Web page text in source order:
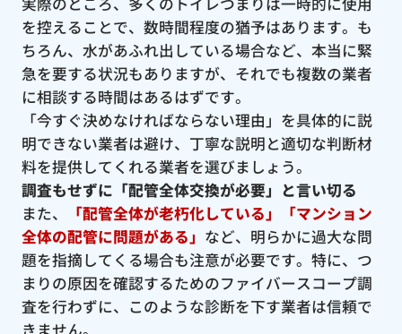
を控えることで、数時間程度の猶予はあります。も
ちろん、水があふれ出している場合など、本当に緊
急を要する状況もありますが、それでも複数の業者
に相談する時間はあるはずです。
「今すぐ決めなければならない理由」を具体的に説
明できない業者は避け、丁寧な説明と適切な判断材
料を提供してくれる業者を選びましょう。
調査もせずに「配管全体交換が必要」と言い切る
また、
「配管全体が老朽化している」「マンション
全体の配管に問題がある」 など、明らかに過大な問
題を指摘してくる場合も注意が必要です。特に、つ
まりの原因を確認するためのファイバースコープ調
査を行わずに、このような診断を下す業者は信頼で